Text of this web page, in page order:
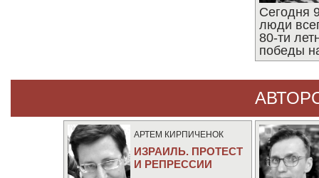
Сегодня
люди
80-ти
победы
АРТЕМ КИРПИЧЕНОК
ИЗРАИЛЬ. ПРОТЕСТ
И РЕПРЕССИИ